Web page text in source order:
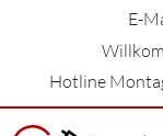
E-
Hotline